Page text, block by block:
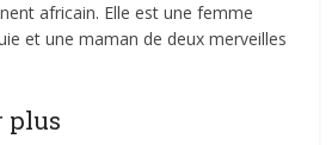
africain. Elle est une femme
et une maman de deux merveilles
plus